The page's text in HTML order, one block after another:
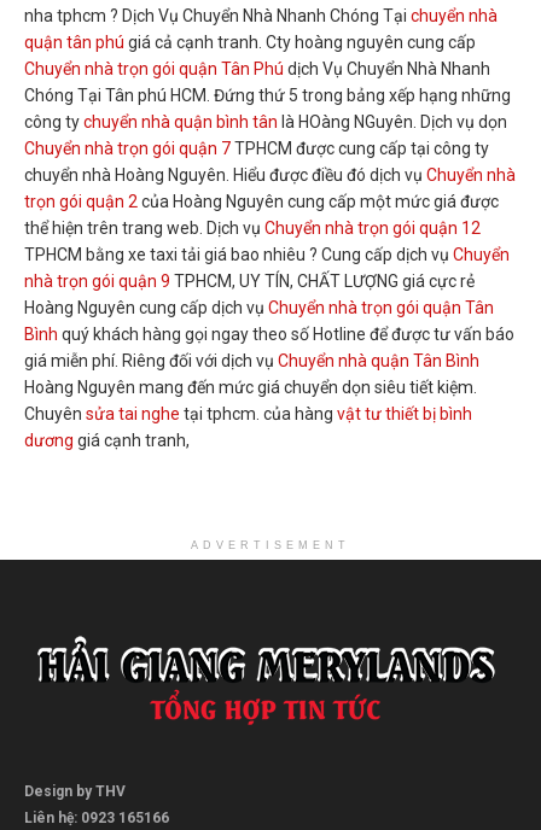
nha tphcm ? Dịch Vụ Chuyển Nhà Nhanh Chóng Tại chuyển nhà
quận tân phú giá cả cạnh tranh. Cty hoàng nguyên cung cấp
Chuyển nhà trọn gói quận Tân Phú dịch Vụ Chuyển Nhà Nhanh
Chóng Tại Tân phú HCM. Đứng thứ 5 trong bảng xếp hạng những
công tychuyển nhà quận bình tân là HOàng NGuyên. Dịch vụ dọn
Chuyển nhà trọn gói quận 7TPHCM được cung cấp tại công ty
chuyển nhà Hoàng Nguyên. Hiểu được điều đó dịch vụ Chuyển nhà
trọn gói quận 2 của Hoàng Nguyên cung cấp một mức giá được
thể hiện trên trang web. Dịch vụ Chuyển nhà trọn gói quận 12
TPHCM bằng xe taxi tải giá bao nhiêu ? Cung cấp dịch vụ Chuyển
nhà trọn gói quận 9 TPHCM, UY TÍN, CHẤT LƯỢNG giá cực rẻ
Hoàng Nguyên cung cấp dịch vụ Chuyển nhà trọn gói quận Tân
Bình quý khách hàng gọi ngay theo số Hotline để được tư vấn báo
giá miễn phí. Riêng đối với dịch vụ Chuyển nhà quận Tân Bình
Hoàng Nguyên mang đến mức giá chuyển dọn siêu tiết kiệm.
Chuyên sửa tai nghe tại tphcm. của hàng vật tư thiết bị bình
dương giá cạnh tranh,
ADVERTISEMENT
Design by THV
Liên hệ: 0923 165166